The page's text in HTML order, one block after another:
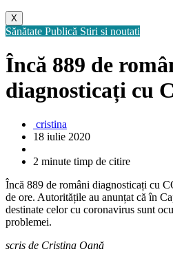
X
Sănătate Publică Stiri si noutati
Încă 889 de
diagnosticați cu
cristina
18 iulie 2020
2 minute timp de citire
Încă 889 de români diagnosticați cu
de ore. Autoritățile au anunțat că în
destinate celor cu coronavirus sunt
problemei.
scris de Cristina Oană